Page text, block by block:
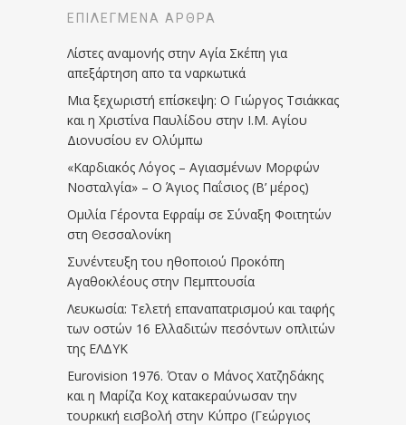
ΕΠΙΛΕΓΜΈΝΑ ΆΡΘΡΑ
Λίστες αναμονής στην Αγία Σκέπη για
απεξάρτηση απο τα ναρκωτικά
Μια ξεχωριστή επίσκεψη: Ο Γιώργος Τσιάκκας
και η Χριστίνα Παυλίδου στην Ι.Μ. Αγίου
Διονυσίου εν Ολύμπω
«Καρδιακός Λόγος – Αγιασμένων Μορφών
Νοσταλγία» – Ο Άγιος Παΐσιος (Β’ μέρος)
Ομιλία Γέροντα Εφραίμ σε Σύναξη Φοιτητών
στη Θεσσαλονίκη
Συνέντευξη του ηθοποιού Προκόπη
Αγαθοκλέους στην Πεμπτουσία
Λευκωσία: Τελετή επαναπατρισμού και ταφής
των οστών 16 Ελλαδιτών πεσόντων οπλιτών
της ΕΛΔΥΚ
Eurovision 1976. Όταν ο Μάνος Χατζηδάκης
και η Μαρίζα Κοχ κατακεραύνωσαν την
τουρκική εισβολή στην Κύπρο (Γεώργιος